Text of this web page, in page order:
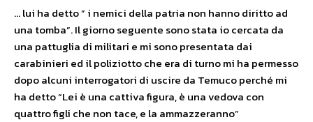
… lui ha detto ” i nemici della patria non hanno diritto ad
una tomba”. Il giorno seguente sono stata io cercata da
una pattuglia di militari e mi sono presentata dai
carabinieri ed il poliziotto che era di turno mi ha permesso
dopo alcuni interrogatori di uscire da Temuco perché mi
ha detto “Lei è una cattiva figura, è una vedova con
quattro figli che non tace, e la ammazzeranno”